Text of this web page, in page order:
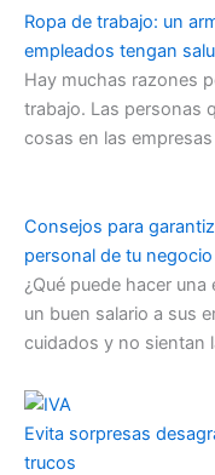
Ropa de trabajo: un
empleados tengan
Hay muchas razones
trabajo. Las personas
cosas en las
Consejos para
personal de tu negocio
¿Qué puede hacer
un buen salario a sus
cuidados y no sientan
Evita sorpresas
trucos